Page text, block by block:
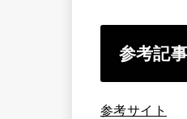
参考記事
参考サイト